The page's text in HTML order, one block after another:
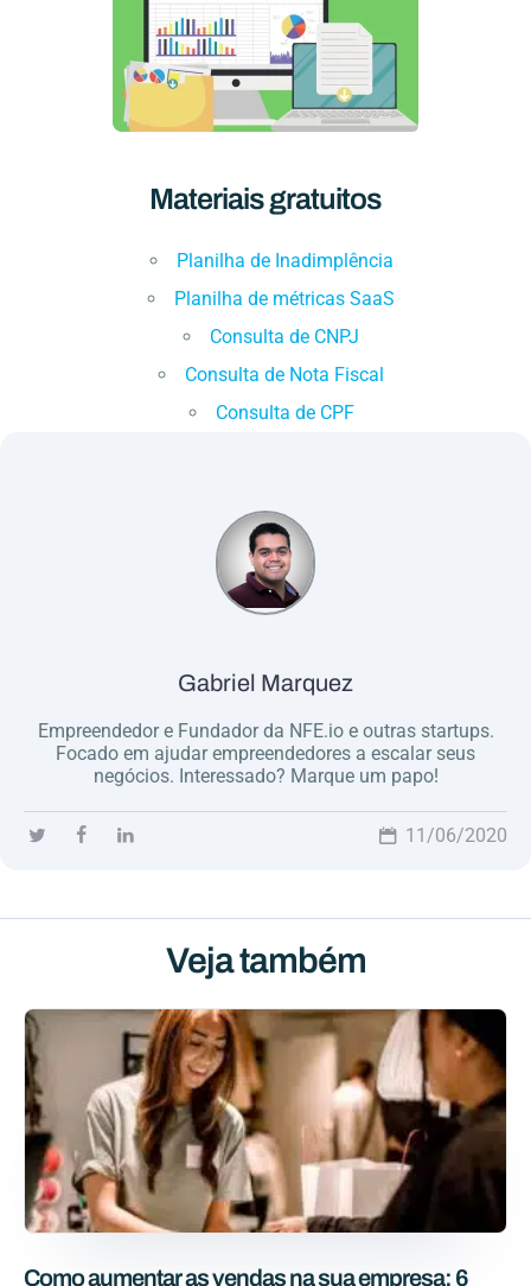
Materiais gratuitos
Planilha de Inadimplência
Planilha de métricas SaaS
Consulta de CNPJ
Consulta de Nota Fiscal
Consulta de CPF
Gabriel Marquez
Empreendedor e Fundador da NFE.io e outras startups.
Focado em ajudar empreendedores a escalar seus
negócios. Interessado? Marque um papo!
11/06/2020
Veja também
Como aumentar as vendas na sua empresa: 6